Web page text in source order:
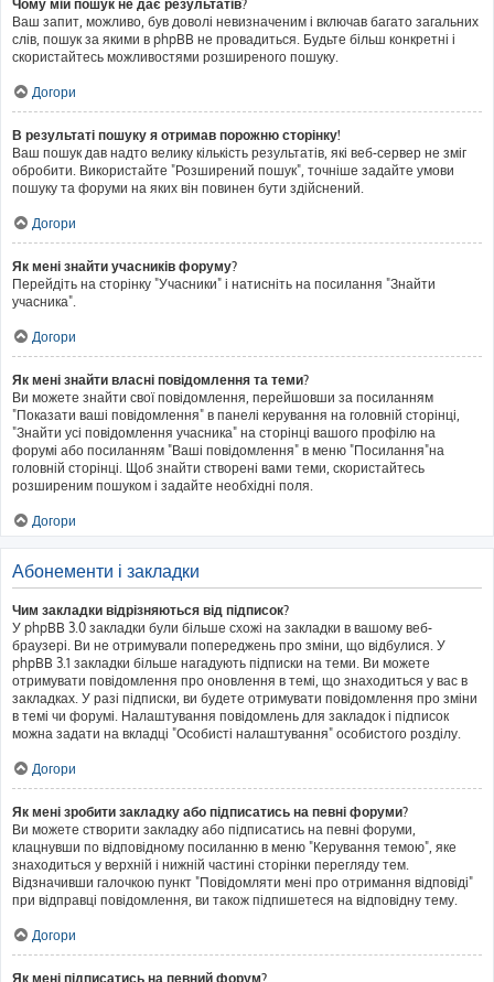
Чому мій пошук не дає результатів?
Ваш запит, можливо, був доволі невизначеним і включав багато загальних
слів, пошук за якими в phpBB не провадиться. Будьте більш конкретні і
скористайтесь можливостями розширеного пошуку.
Догори
В результаті пошуку я отримав порожню сторінку!
Ваш пошук дав надто велику кількість результатів, які веб-сервер не зміг
обробити. Використайте "Розширений пошук", точніше задайте умови
пошуку та форуми на яких він повинен бути здійснений.
Догори
Як мені знайти учасників форуму?
Перейдіть на сторінку "Учасники" і натисніть на посилання "Знайти
учасника".
Догори
Як мені знайти власні повідомлення та теми?
Ви можете знайти свої повідомлення, перейшовши за посиланням
"Показати ваші повідомлення" в панелі керування на головній сторінці,
"Знайти усі повідомлення учасника" на сторінці вашого профілю на
форумі або посиланням "Ваші повідомлення" в меню "Посилання"на
головній сторінці. Щоб знайти створені вами теми, скористайтесь
розширеним пошуком і задайте необхідні поля.
Догори
Абонементи і закладки
Чим закладки відрізняються від підписок?
У phpBB 3.0 закладки були більше схожі на закладки в вашому веб-
браузері. Ви не отримували попереджень про зміни, що відбулися. У
phpBB 3.1 закладки більше нагадують підписки на теми. Ви можете
отримувати повідомлення про оновлення в темі, що знаходиться у вас в
закладках. У разі підписки, ви будете отримувати повідомлення про зміни
в темі чи форумі. Налаштування повідомлень для закладок і підписок
можна задати на вкладці "Особисті налаштування" особистого розділу.
Догори
Як мені зробити закладку або підписатись на певні форуми?
Ви можете створити закладку або підписатись на певні форуми,
клацнувши по відповідному посиланню в меню "Керування темою", яке
знаходиться у верхній і нижній частині сторінки перегляду тем.
Відзначивши галочкою пункт "Повідомляти мені про отримання відповіді"
при відправці повідомлення, ви також підпишетеся на відповідну тему.
Догори
Як мені підписатись на певний форум?